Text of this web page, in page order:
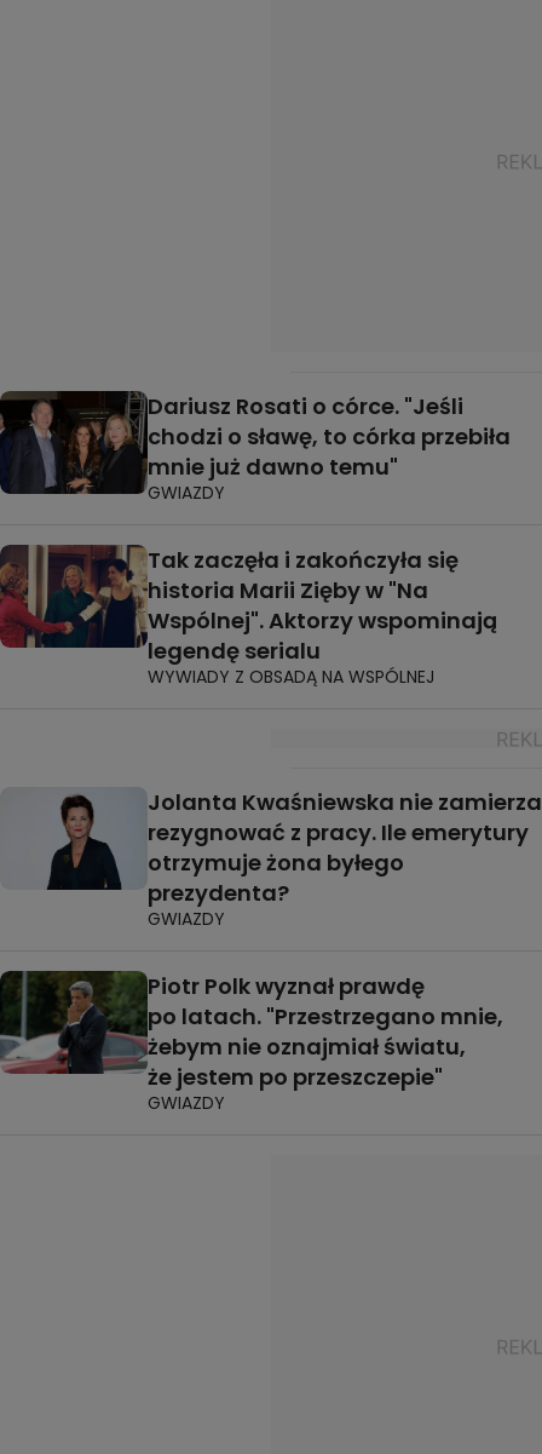
Dariusz Rosati o córce. "Jeśli
chodzi o sławę, to córka przebiła
mnie już dawno temu"
GWIAZDY
Tak zaczęła i zakończyła się
historia Marii Zięby w "Na
Wspólnej". Aktorzy wspominają
legendę serialu
WYWIADY Z OBSADĄ NA WSPÓLNEJ
Jolanta Kwaśniewska nie zamierza
rezygnować z pracy. Ile emerytury
otrzymuje żona byłego
prezydenta?
GWIAZDY
Piotr Polk wyznał prawdę
po latach. "Przestrzegano mnie,
żebym nie oznajmiał światu,
że jestem po przeszczepie"
GWIAZDY